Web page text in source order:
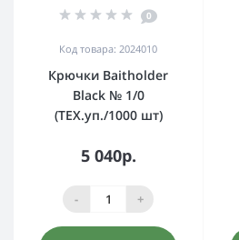
0
Код товара: 2024010
Крючки Baitholder
Black № 1/0
(ТЕХ.уп./1000 шт)
5 040р.
- +